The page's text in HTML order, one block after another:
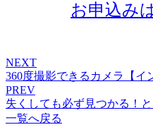
お申込み
NEXT
360度撮影できるカメラ【イ
PREV
失くしても必ず見つかる！
一覧へ戻る